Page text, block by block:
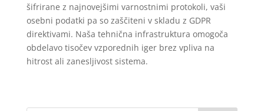
šifrirane z najnovejšimi varnostnimi protokoli, vaši
osebni podatki pa so zaščiteni v skladu z GDPR
direktivami. Naša tehnična infrastruktura omogoča
obdelavo tisočev vzporednih iger brez vpliva na
hitrost ali zanesljivost sistema.